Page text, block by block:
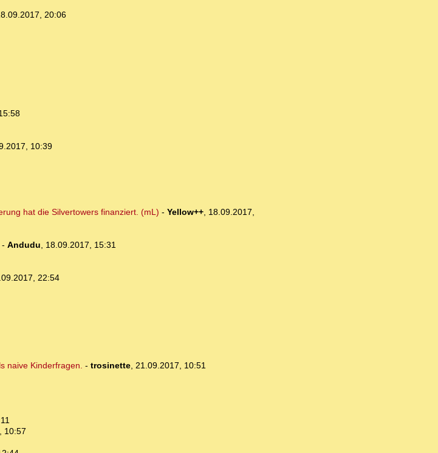
20:06
10:39
hat die Silvertowers finanziert. (mL) - Yellow++, 18.09.2017,
- Andudu, 18.09.2017, 15:31
22:54
naive Kinderfragen. - trosinette, 21.09.2017, 10:51
10:57